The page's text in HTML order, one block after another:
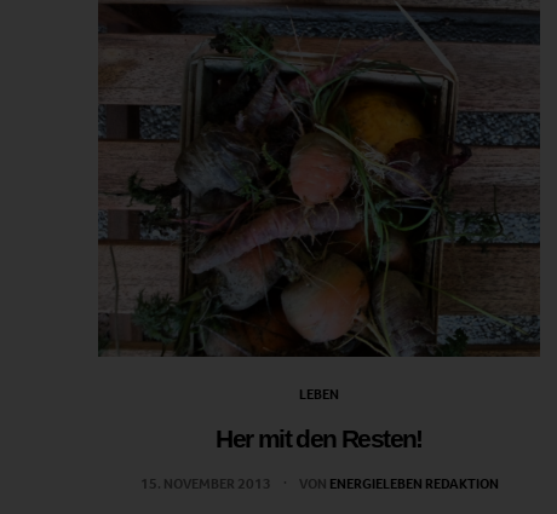
LEBEN
Her mit den Resten!
15. NOVEMBER 2013 VON ENERGIELEBEN REDAKTION